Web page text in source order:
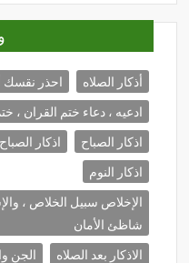
أذكار الصلاه
احذر نقسك
ادعيه ، دعاء ختم القران ،
اذكار الصباح
اذكار
اذكار النوم
الإخلاص سبيل الخلاص ،
شاظئ الأمان
الاذكار بعد الصلاه
الجن